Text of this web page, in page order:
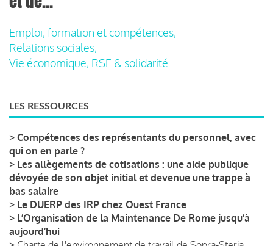
Emploi, formation et compétences,
Relations sociales,
Vie économique, RSE & solidarité
LES RESSOURCES
> Compétences des représentants du personnel, avec
qui on en parle ?
> Les allègements de cotisations : une aide publique
dévoyée de son objet initial et devenue une trappe à
bas salaire
> Le DUERP des IRP chez Ouest France
> L’Organisation de la Maintenance De Rome jusqu’à
aujourd’hui